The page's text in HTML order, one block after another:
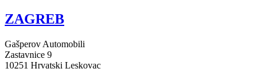
ZAGREB
Gašperov Automobili
Zastavnice 9
10251 Hrvatski Leskovac